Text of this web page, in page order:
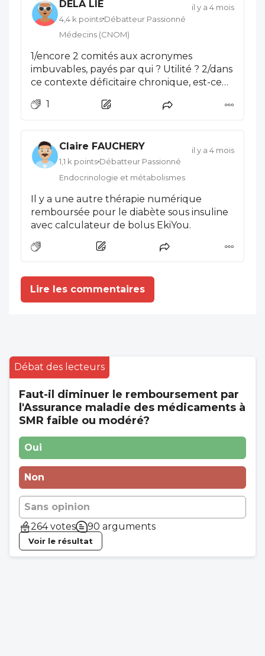
DELA LIE
4,4 k points Débatteur Passionné
Médecins (CNOM)
il y a 4 mois
1/encore 2 comités aux acronymes
imbuvables, payés par qui ? Utilité ? 2/dans
ce contexte déficitaire chronique, est-ce
application pour améliorer l'observance ?
Aucun doute, l'étude en vie réelle, va être
Et ce biais ne sera pas relevé (révélé) pour
obtenir un SMR favorable, ticket pour une
prise en charge.
1
Claire FAUCHERY
1,1 k points Débatteur Passionné
Endocrinologie et métabolismes
il y a 4 mois
Il y a une autre thérapie numérique
remboursée pour le diabète sous insuline
avec calculateur de bolus EkiYou.
Lire les commentaires
Débat des lecteurs
Faut-il diminuer le remboursement par
l'Assurance maladie des médicaments à
SMR faible ou modéré?
Oui
Non
Sans opinion
264 votes
90 arguments
Voir le résultat